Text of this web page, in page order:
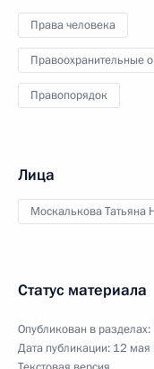
Права человека
Правоохранительные
Правопорядок
Лица
Москалькова Татьяна
Статус материала
Опубликован в разделах:
Дата публикации: 12 мая